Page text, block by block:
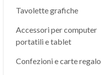
Tavolette grafiche
Accessori per computer
portatili e tablet
Confezioni e carte regalo